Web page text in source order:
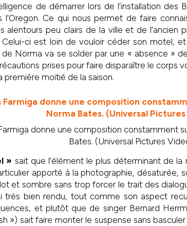
de démarrer lors de l’installation
l’Oregon. Ce qui nous permet de faire
alentours peu clairs de la ville et de l’ancien
Celui-ci est loin de vouloir céder son motel,
Norma va se solder par une « absence »
prises pour faire disparaître le corps
première moitié de la saison.
donne une composition constamment
Bates. (Universal Pictures
» sait que l’élément le plus déterminant de la
apporté à la photographie, désaturée,
et sombre sans trop forcer le trait des
très bien rendu, tout comme son aspect
et plutôt que de singer Bernard
») sait faire monter le suspense sans